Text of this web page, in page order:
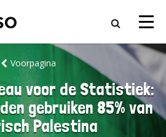
Voorpagina
voor de Statistiek:
gebruiken 85% van
Palestina